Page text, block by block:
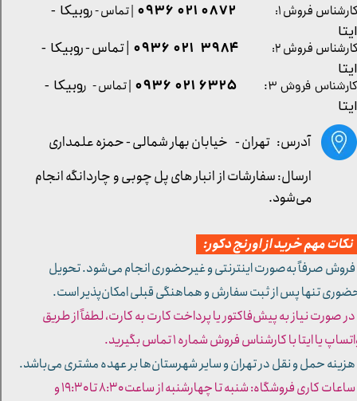
کارشناس فروش ۳: ۶۳۲۵ ۰۲۱ ۰۹۳۶ | تماس - روبیکا -
ایتا
آدرس: تهران - خیابان بهار شمالی - حمزه علمداری
مهم خرید از اورنج دکور:
صرفاً به‌صورت اینترنتی و غیرحضوری انجام می‌شود. تحویل
تنها پس از ثبت سفارش و هماهنگی قبلی امکان‌پذیر است.
صورت نیاز به پیش‌فاکتور یا پرداخت کارت به کارت، لطفاً از طریق
یا ایتا با کارشناس فروش شماره ۱ تماس بگیرید.
حمل و نقل در تهران و سایر شهرستان‌ها بر عهده مشتری می‌باشد.
- ساعات کاری فروشگاه: شنبه تا چهارشنبه از ساعت ۸:۳۰ تا ۱۹:۳۰ و
کارشناس فروش ۱: 0872 021 0936 | تماس - روبیکا -
ایتا
کارشناس فروش ۲:
۳۹۸۴ ۰۲۱ ۰۹۳۶ | تماس - روبیکا -
ایتا
ارسال: سفارشات از انبار های پل چوبی و چاردانگه انجام
می‌شود.